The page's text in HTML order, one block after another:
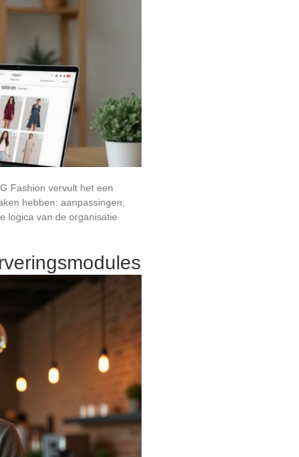
Fashion vervult het een
hebben: aanpassingen,
logica van de organisatie